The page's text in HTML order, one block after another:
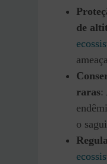
de
raras:
o